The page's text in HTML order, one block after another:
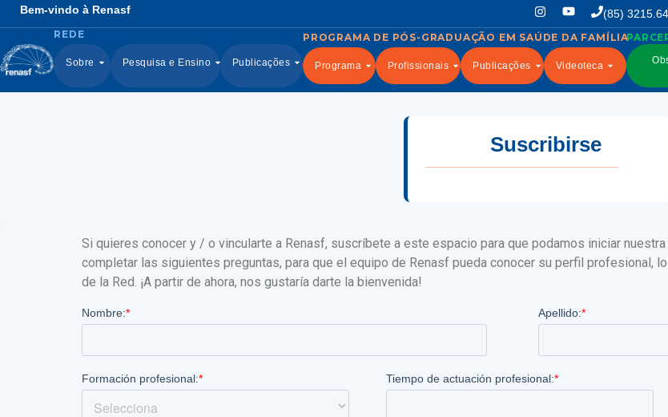
Bem-vindo à Renasf (85)
Sobre Pesquisa e Ensino Publicações Programa Profissionais Publicações Videoteca
Suscribirse
Si quieres conocer y / o vincularte a Renasf, suscríbete a este espacio para que podamos iniciar
completar las siguientes preguntas, para que el equipo de Renasf pueda conocer su perfil profesional,
de la Red. ¡A partir de ahora, nos gustaría darte la bienvenida!